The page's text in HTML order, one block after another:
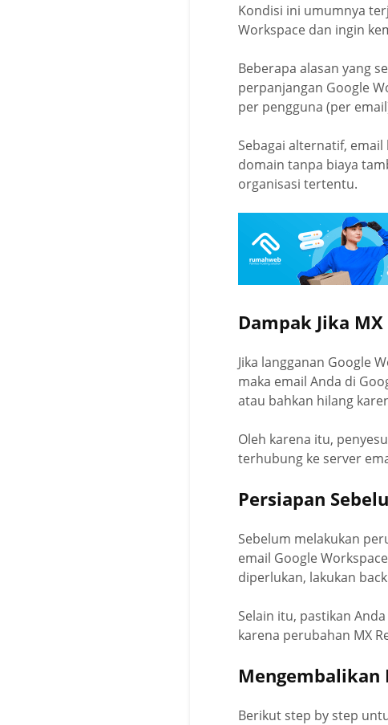
Kondisi ini umumnya
Workspace dan ingin
Beberapa alasan yang
perpanjangan Google
per pengguna (per
Sebagai alternatif,
domain tanpa biaya
organisasi tertentu.
Dampak Jika
Jika langganan Google
maka email Anda di
atau bahkan hilang
Oleh karena itu,
terhubung ke server
Persiapan
Sebelum melakukan
email Google
diperlukan, lakukan
Selain itu, pastikan
karena perubahan MX
Mengembalikan
Berikut step by step